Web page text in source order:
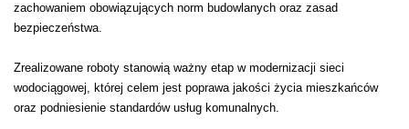
zachowaniem obowiązujących norm budowlanych oraz zasad
bezpieczeństwa.
Zrealizowane roboty stanowią ważny etap w modernizacji sieci
wodociągowej, której celem jest poprawa jakości życia mieszkańców
oraz podniesienie standardów usług komunalnych.